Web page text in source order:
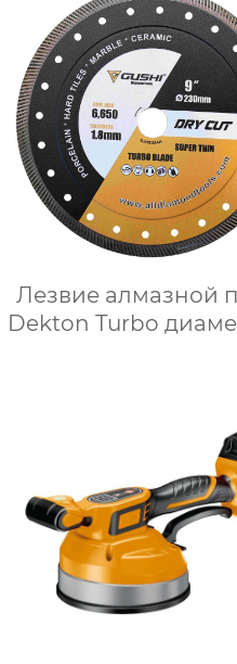
Лезвие алмазной
Dekton Turbo